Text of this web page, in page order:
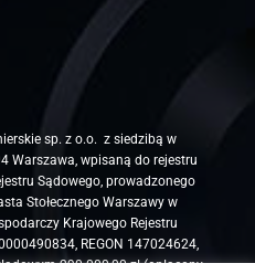
sp. z o.o. z siedzibą w
Warszawa, wpisaną do rejestru
Sądowego, prowadzonego
Stołecznego Warszawy w
Krajowego Rejestru
REGON 147024624,
290.000,00 zł (opłacony